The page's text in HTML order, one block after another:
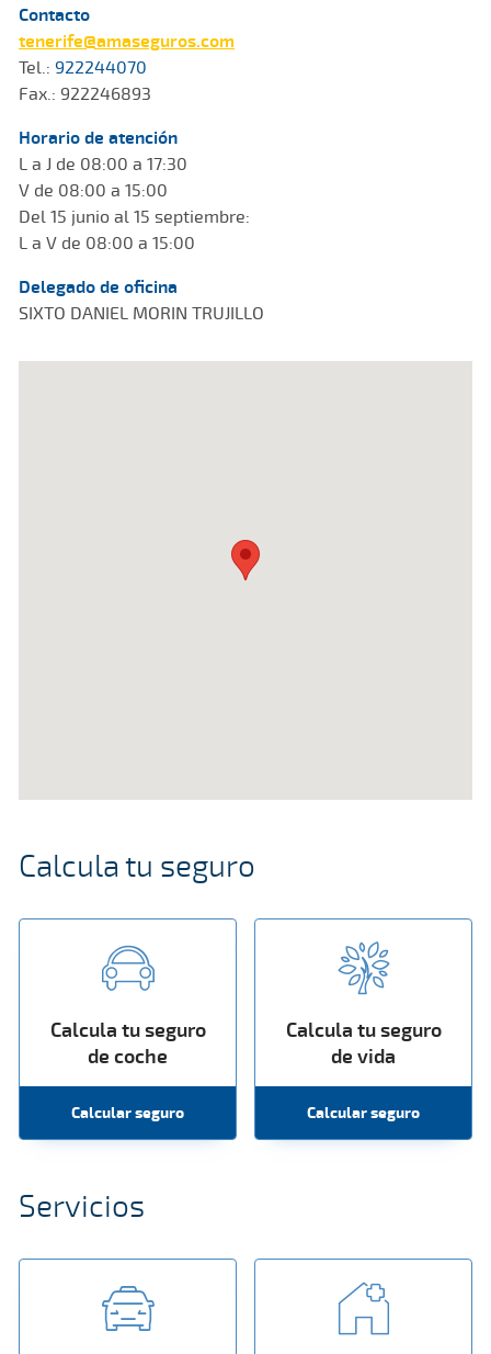
Contacto
tenerife@amaseguros.com
Tel.: 922244070
Fax.: 922246893
Horario de atención
L a J de 08:00 a 17:30
V de 08:00 a 15:00
Del 15 junio al 15 septiembre:
L a V de 08:00 a 15:00
Delegado de oficina
SIXTO DANIEL MORIN TRUJILLO
Calcula tu seguro
Calcula tu seguro
de coche
Calcular seguro
Calcula tu seguro
de vida
Calcular seguro
Servicios